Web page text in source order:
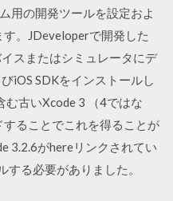
用の開発ツールを設定およ
。JDeveloperで開発した
スまたはシミュレータにデ
iOS SDKをインストールし
む古いXcode 3 （4ではな
ることでこれを得ることが
3.2.6がhereリンクされてい
する必要がありました。